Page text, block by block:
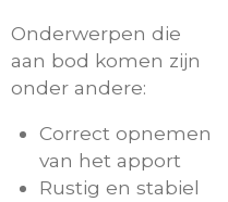
Onderwerpen die
aan bod komen zijn
onder andere:
Correct opnemen
van het apport
Rustig en stabiel